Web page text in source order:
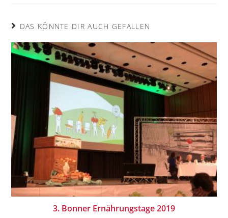
DAS KÖNNTE DIR AUCH GEFALLEN
3. Bonner Ernährungstage 2019